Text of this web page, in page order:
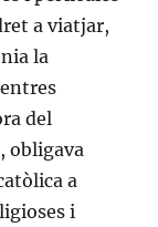
a viatjar,
la
del
obligava
a
i